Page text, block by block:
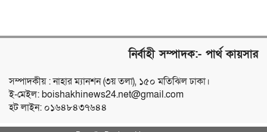
নির্বাহী সম্পাদক:- পার্থ কায়সার
সম্পাদকীয় : নাহার ম্যানশন (৩য় তলা), ১৫০ মতিঝিল ঢাকা।
ই-মেইল: boishakhinews24.net@gmail.com
হট লাইন: ০১৬৪৮৪৩৭৬৪৪